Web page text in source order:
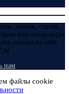
знаков, статей,
или владельцам
ссылка на сайт
нам
файлы cookie